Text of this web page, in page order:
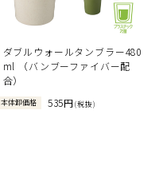
ダブルウォールタンブラー480
ml （バンブーファイバー配
合）
本体卸価格 535円(税抜)